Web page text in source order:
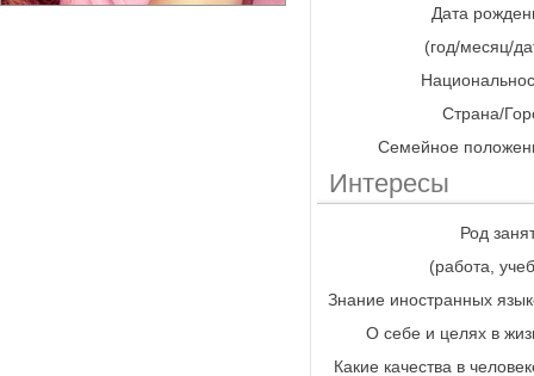
Дата
(год/месяц/
Страна/
Семейное
Интересы
Род
(работа,
Знание иностранных
О себе и целях в
Какие качества в